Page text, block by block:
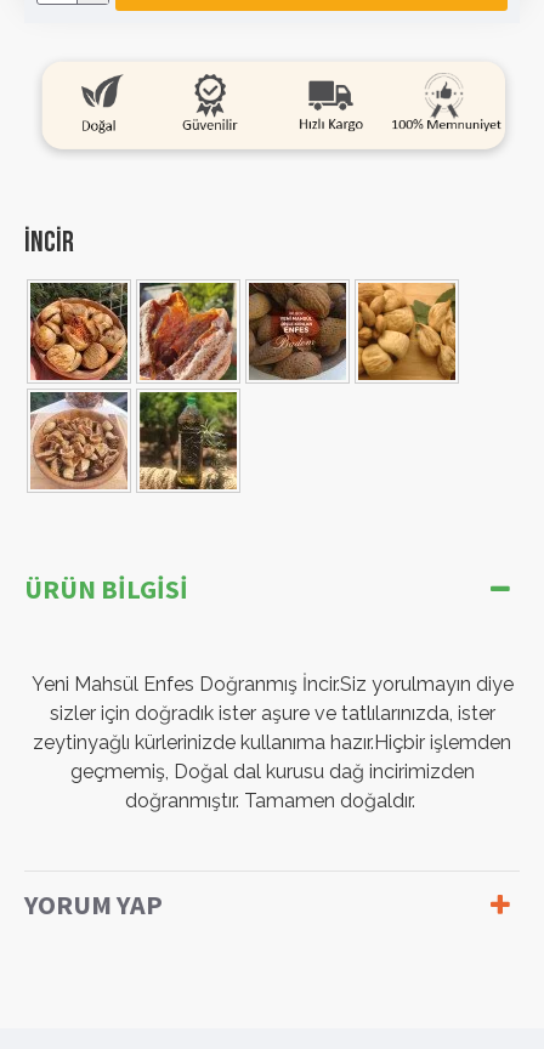
incir
ÜRÜN BILGISI
Yeni Mahsül Enfes Doğranmış İncir.Siz yorulmayın diye
sizler için doğradık ister aşure ve tatlılarınızda, ister
zeytinyağlı kürlerinizde kullanıma hazır.Hiçbir işlemden
geçmemiş, Doğal dal kurusu dağ incirimizden
doğranmıştır. Tamamen doğaldır.
YORUM YAP